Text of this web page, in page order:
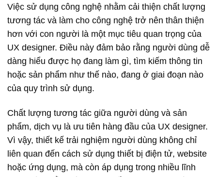
Việc sử dụng công nghệ nhằm cải thiện chất lượng
tương tác và làm cho công nghệ trở nên thân thiện
hơn với con người là một mục tiêu quan trọng của
UX designer. Điều này đảm bảo rằng người dùng dễ
dàng hiểu được họ đang làm gì, tìm kiếm thông tin
hoặc sản phẩm như thế nào, đang ở giai đoạn nào
của quy trình sử dụng.
Chất lượng tương tác giữa người dùng và sản
phẩm, dịch vụ là ưu tiên hàng đầu của UX designer.
Vì vậy, thiết kế trải nghiệm người dùng không chỉ
liên quan đến cách sử dụng thiết bị điện tử, website
hoặc ứng dụng, mà còn áp dụng trong nhiều lĩnh